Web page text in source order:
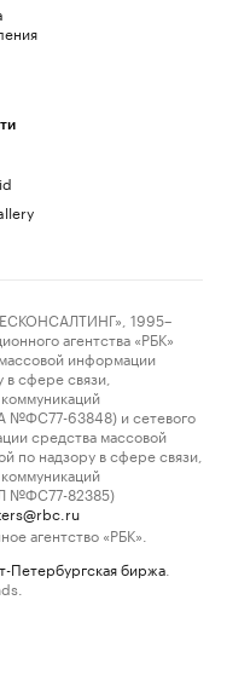
1995–
агентства «РБК»
информации
сфере связи,
№ФС77-63848) и сетевого
средства массовой
по надзору в сфере связи,
№ФС77-82385)
агентство «РБК».
Петербургская биржа